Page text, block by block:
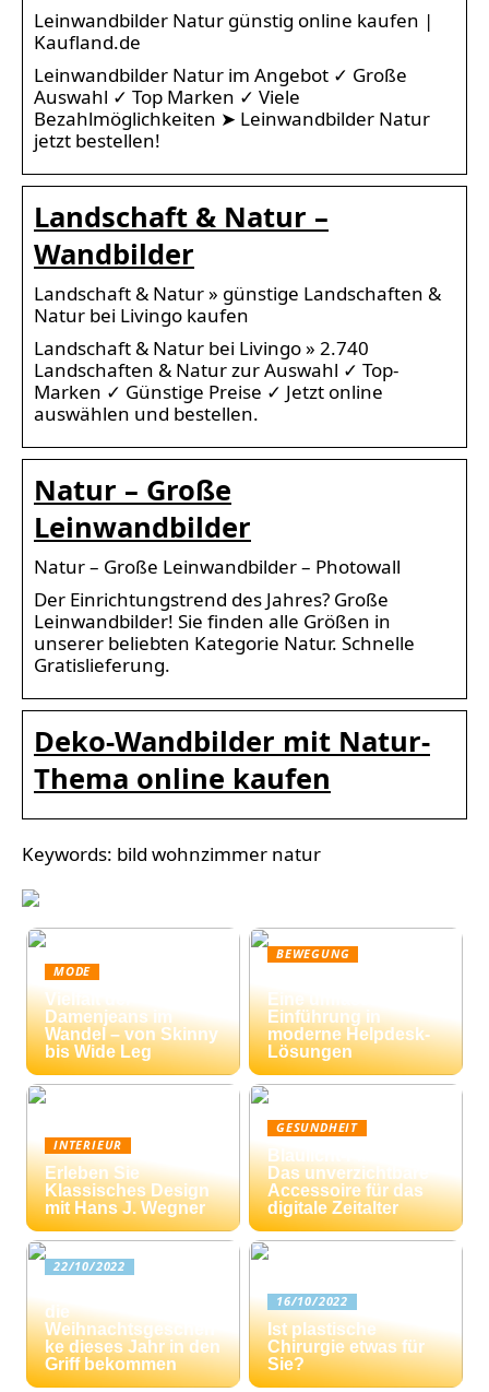
Leinwandbilder Natur günstig online kaufen |
Kaufland.de
Leinwandbilder Natur im Angebot ✓ Große
Auswahl ✓ Top Marken ✓ Viele
Bezahlmöglichkeiten ➤ Leinwandbilder Natur
jetzt bestellen!
Landschaft & Natur –
Wandbilder
Landschaft & Natur » günstige Landschaften &
Natur bei Livingo kaufen
Landschaft & Natur bei Livingo » 2.740
Landschaften & Natur zur Auswahl ✓ Top-
Marken ✓ Günstige Preise ✓ Jetzt online
auswählen und bestellen.
Natur – Große
Leinwandbilder
Natur – Große Leinwandbilder – Photowall
Der Einrichtungstrend des Jahres? Große
Leinwandbilder! Sie finden alle Größen in
unserer beliebten Kategorie Natur. Schnelle
Gratislieferung.
Deko-Wandbilder mit Natur-
Thema online kaufen
Keywords: bild wohnzimmer natur
MODE
Vielfalt der
Damenjeans im
Wandel – von Skinny
bis Wide Leg
BEWEGUNG
Eine umfassende
Einführung in
moderne Helpdesk-
Lösungen
INTERIEUR
Erleben Sie
Klassisches Design
mit Hans J. Wegner
GESUNDHEIT
Blaulicht-Filterbrille:
Das unverzichtbare
Accessoire für das
digitale Zeitalter
22/10/2022
die
Weihnachtsgeschen
ke dieses Jahr in den
Griff bekommen
16/10/2022
Ist plastische
Chirurgie etwas für
Sie?